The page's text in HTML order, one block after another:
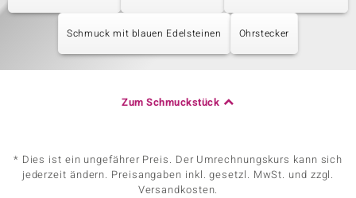
Schmuck mit blauen Edelsteinen Ohrstecker
Zum Schmuckstück
* Dies ist ein ungefährer Preis. Der Umrechnungskurs kann sich
jederzeit ändern. Preisangaben inkl. gesetzl. MwSt. und zzgl.
Versandkosten.